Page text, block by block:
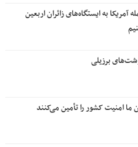
به ایستگاه‌های زائران اربعین
برزیلی
ما امنیت کشور را تأمین می‌کنند